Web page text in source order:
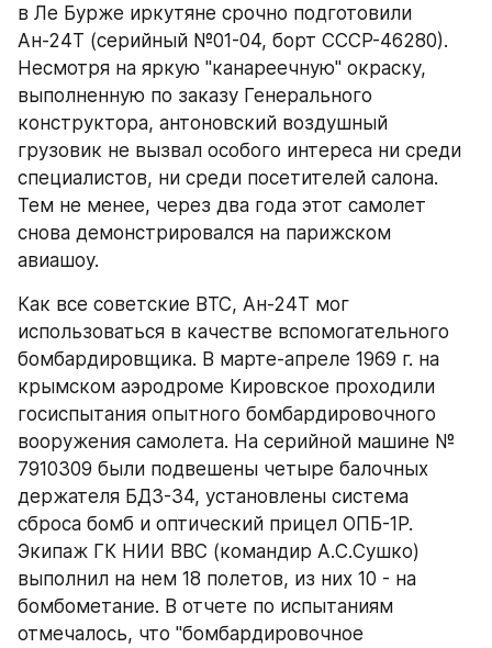
в Ле Бурже иркутяне срочно подготовили
Ан-24Т (серийный №01-04, борт СССР-46280).
Несмотря на яркую "канареечную" окраску,
выполненную по заказу Генерального
конструктора, антоновский воздушный
грузовик не вызвал особого интереса ни среди
специалистов, ни среди посетителей салона.
Тем не менее, через два года этот самолет
снова демонстрировался на парижском
авиашоу.
Как все советские ВТС, Ан-24Т мог
использоваться в качестве вспомогательного
бомбардировщика. В марте-апреле 1969 г. на
крымском аэродроме Кировское проходили
госиспытания опытного бомбардировочного
вооружения самолета. На серийной машине №
7910309 были подвешены четыре балочных
держателя БДЗ-34, установлены система
сброса бомб и оптический прицел ОПБ-1Р.
Экипаж ГК НИИ ВВС (командир А.С.Сушко)
выполнил на нем 18 полетов, из них 10 - на
бомбометание. В отчете по испытаниям
отмечалось, что "бомбардировочное